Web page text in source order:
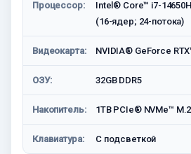
Процессор:
Intel® Core™ i7-
(16-ядер; 24-потока)
Видеокарта: NVIDIA® GeForce
ОЗУ: 32GB DDR5
Накопитель: 1TB PCIe® NVMe™
Клавиатура: C подсветкой